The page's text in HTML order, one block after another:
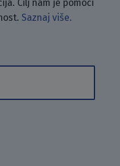
Cilj nam je pomoći
Saznaj više.
blog koristeći
nama putem